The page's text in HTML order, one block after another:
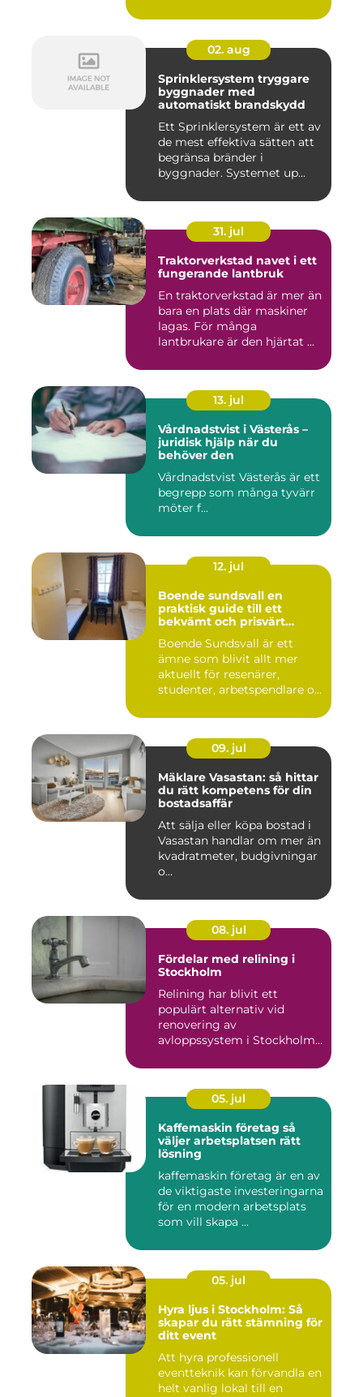
02. aug
Sprinklersystem tryggare
byggnader med
automatiskt brandskydd
Ett Sprinklersystem är ett av
de mest effektiva sätten att
begränsa bränder i
byggnader. Systemet up...
31. jul
Traktorverkstad navet i ett
fungerande lantbruk
En traktorverkstad är mer än
bara en plats där maskiner
lagas. För många
lantbrukare är den hjärtat ...
13. jul
Vårdnadstvist i Västerås –
juridisk hjälp när du
behöver den
Vårdnadstvist Västerås är ett
begrepp som många tyvärr
möter f...
12. jul
Boende sundsvall en
praktisk guide till ett
bekvämt och prisvärt
Boende Sundsvall är ett
ämne som blivit allt mer
aktuellt för resenärer,
studenter, arbetspendlare o...
09. jul
Mäklare Vasastan: så hittar
du rätt kompetens för din
bostadsaffär
Att sälja eller köpa bostad i
Vasastan handlar om mer än
kvadratmeter, budgivningar
o...
08. jul
Fördelar med relining i
Stockholm
Relining har blivit ett
populärt alternativ vid
renovering av
avloppssystem i Stockholm.
05. jul
Kaffemaskin företag så
väljer arbetsplatsen rätt
lösning
kaffemaskin företag är en av
de viktigaste investeringarna
för en modern arbetsplats
som vill skapa ...
05. jul
Hyra ljus i Stockholm: Så
skapar du rätt stämning för
ditt event
Att hyra professionell
eventteknik kan förvandla en
helt vanlig lokal till en